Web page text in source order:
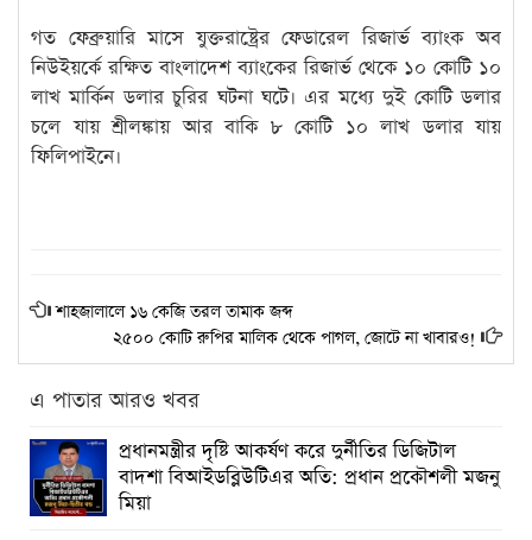
গত ফেব্রুয়ারি মাসে যুক্তরাষ্ট্রের ফেডারেল রিজার্ভ ব্যাংক অব
নিউইয়র্কে রক্ষিত বাংলাদেশ ব্যাংকের রিজার্ভ থেকে ১০ কোটি ১০
লাখ মার্কিন ডলার চুরির ঘটনা ঘটে। এর মধ্যে দুই কোটি ডলার
চলে যায় শ্রীলঙ্কায় আর বাকি ৮ কোটি ১০ লাখ ডলার যায়
ফিলিপাইনে।
শাহজালালে ১৬ কেজি তরল তামাক জব্দ
২৫০০ কোটি রুপির মালিক থেকে পাগল, জোটে না খাবারও!
এ পাতার আরও খবর
প্রধানমন্ত্রীর দৃষ্টি আকর্ষণ করে দুর্নীতির ডিজিটাল
বাদশা বিআইডব্লিউটিএর অতি: প্রধান প্রকৌশলী মজনু
মিয়া